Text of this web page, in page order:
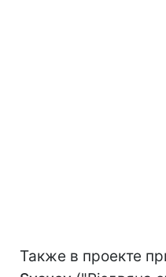
Также в проекте